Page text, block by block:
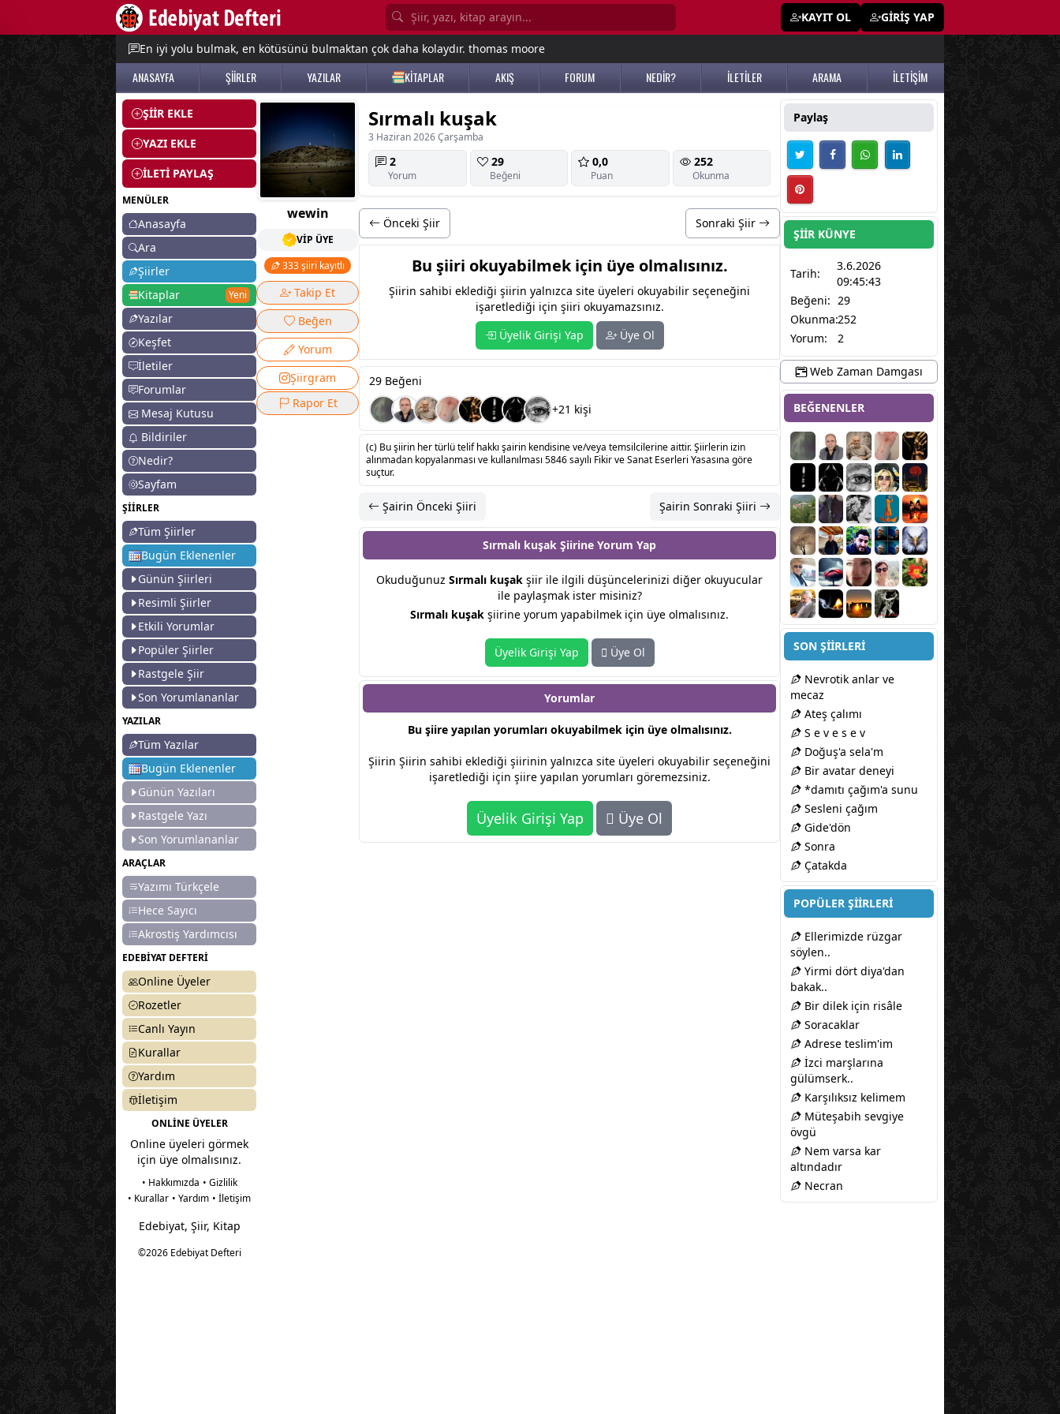
KAYIT OL GİRİŞ YAP
En iyi yolu bulmak, en kötüsünü bulmaktan çok daha kolaydır. thomas moore
ANASAYFA ŞİİRLER YAZILAR KİTAPLAR AKIŞ FORUM NEDİR? İLETİLER ARAMA İLETİŞİM
ŞİİR EKLE
YAZI EKLE
İLETİ PAYLAŞ
MENÜLER
Anasayfa
Ara
Şiirler
Kitaplar
Yeni
Yazılar
Keşfet
İletiler
Forumlar
Mesaj Kutusu
Bildiriler
Nedir?
Sayfam
ŞİİRLER
Tüm Şiirler
Bugün Eklenenler
Günün Şiirleri
Resimli Şiirler
Etkili Yorumlar
Popüler Şiirler
Rastgele Şiir
Son Yorumlananlar
YAZILAR
Tüm Yazılar
Bugün Eklenenler
Günün Yazıları
Rastgele Yazı
Son Yorumlananlar
ARAÇLAR
Yazımı Türkçele
Hece Sayıcı
Akrostiş Yardımcısı
EDEBİYAT DEFTERİ
Online Üyeler
Rozetler
Canlı Yayın
Kurallar
Yardım
İletişim
ONLİNE ÜYELER
Online üyeleri görmek
için üye olmalısınız.
• Hakkımızda • Gizlilik
• Kurallar • Yardım • İletişim
Edebiyat, Şiir, Kitap
©2026 Edebiyat Defteri
wewin
VİP ÜYE
333 şiiri kayıtlı
Takip Et
Beğen
Yorum
Şiirgram
Rapor Et
Sırmalı kuşak
3 Haziran 2026 Çarşamba
2
Yorum
29
Beğeni
0,0
Puan
252
Okunma
Önceki Şiir Sonraki Şiir
Bu şiiri okuyabilmek için üye olmalısınız.
Şiirin sahibi eklediği şiirin yalnızca site üyeleri okuyabilir seçeneğini
işaretlediği için şiiri okuyamazsınız.
Üyelik Girişi Yap
Üye Ol
29 Beğeni
+21 kişi
(c) Bu şiirin her türlü telif hakkı şairin kendisine ve/veya temsilcilerine aittir. Şiirlerin izin
alınmadan kopyalanması ve kullanılması 5846 sayılı Fikir ve Sanat Eserleri Yasasına göre
suçtur.
Şairin Önceki Şiiri Şairin Sonraki Şiiri
Sırmalı kuşak Şiirine Yorum Yap
Okuduğunuz Sırmalı kuşak şiir ile ilgili düşüncelerinizi diğer okuyucular
ile paylaşmak ister misiniz?
Sırmalı kuşak şiirine yorum yapabilmek için üye olmalısınız.
Üyelik Girişi Yap Üye Ol
Yorumlar
Bu şiire yapılan yorumları okuyabilmek için üye olmalısınız.
Şiirin Şiirin sahibi eklediği şiirinin yalnızca site üyeleri okuyabilir seçeneğini
işaretlediği için şiire yapılan yorumları göremezsiniz.
Üyelik Girişi Yap Üye Ol
Paylaş
ŞİİR KÜNYE
Tarih:
3.6.2026
09:45:43
Beğeni: 29
Okunma:252
Yorum:
2
Web Zaman Damgası
BEĞENENLER
SON ŞİİRLERİ
Nevrotik anlar ve
mecaz
Ateş çalımı
S e v e s e v
Doğuş'a sela'm
Bir avatar deneyi
*damıtı çağım'a sunu
Sesleni çağım
Gide'dön
Sonra
Çatakda
POPÜLER ŞİİRLERİ
Ellerimizde rüzgar
söylen..
Yirmi dört diya'dan
bakak..
Bir dilek için risâle
Soracaklar
Adrese teslim'im
İzci marşlarına
gülümserk..
Karşılıksız kelimem
Müteşabih sevgiye
övgü
Nem varsa kar
altındadır
Necran
menu